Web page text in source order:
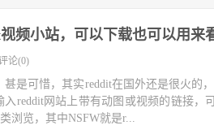
频小站，可以下载也可以用来
论(0)
甚是可惜，其实reddit在国外还是很火的
入reddit网站上带有动图或视频的链接，
浏览，其中NSFW就是r...